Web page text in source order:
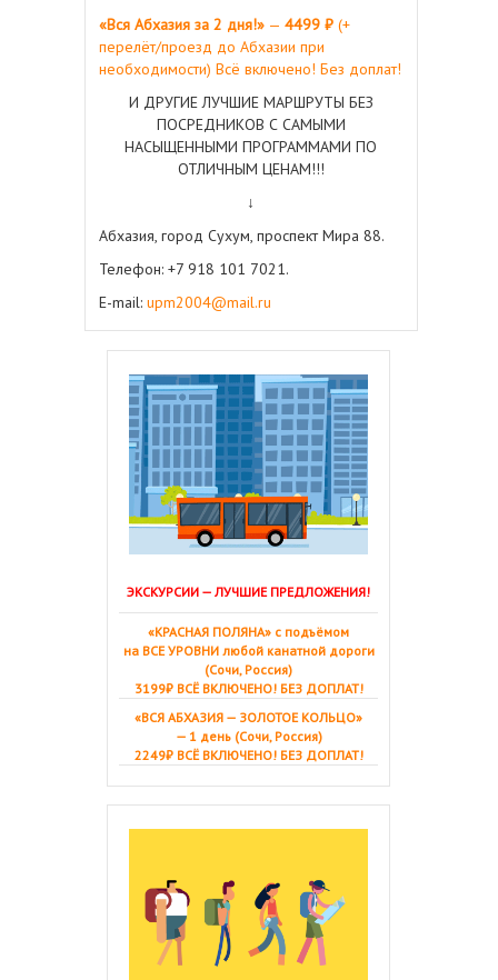
«Вся Абхазия за 2 дня!»— 4499 ₽(+
перелёт/проезд до Абхазии при
необходимости) Всё включено! Без доплат!
И ДРУГИЕ ЛУЧШИЕ МАРШРУТЫ БЕЗ
ПОСРЕДНИКОВ С САМЫМИ
НАСЫЩЕННЫМИ ПРОГРАММАМИ ПО
ОТЛИЧНЫМ ЦЕНАМ!!!
↓
Абхазия, город Сухум, проспект Мира 88.
Телефон: +7 918 101 7021.
E-mail: upm2004@mail.ru
ЭКСКУРСИИ — ЛУЧШИЕ ПРЕДЛОЖЕНИЯ!
«КРАСНАЯ ПОЛЯНА» с подъёмом
на ВСЕ УРОВНИ любой канатной дороги
(Сочи, Россия)
3199₽ ВСЁ ВКЛЮЧЕНО! БЕЗ ДОПЛАТ!
«ВСЯ АБХАЗИЯ — ЗОЛОТОЕ КОЛЬЦО»
— 1 день (Сочи, Россия)
2249₽ ВСЁ ВКЛЮЧЕНО! БЕЗ ДОПЛАТ!